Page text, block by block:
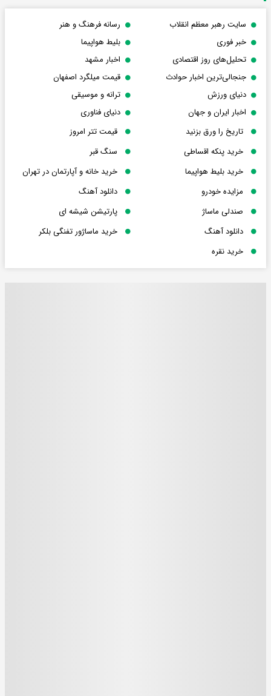
سایت رهبر معظم انقلاب
رسانه فرهنگ و هنر
خبر فوری
بلیط هواپیما
تحلیل‌های روز اقتصادی
اخبار مشهد
جنجالی‌ترین اخبار حوادث
قیمت میلگرد اصفهان
دنیای ورزش
ترانه و موسیقی
اخبار ایران و جهان
دنیای فناوری
تاریخ را ورق بزنید
قیمت تتر امروز
خرید پنکه اقساطی
سنگ قبر
خرید بلیط هواپیما
خرید خانه و آپارتمان در تهران
مزایده خودرو
دانلود آهنگ
صندلی ماساژ
پارتیشن شیشه ای
دانلود آهنگ
خرید ماساژور تفنگی بلکر
خرید نقره